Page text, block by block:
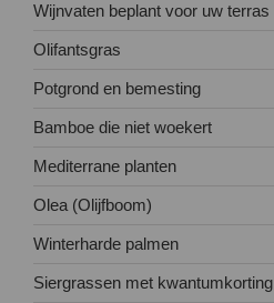
Wijnvaten beplant voor uw terras
Olifantsgras
Potgrond en bemesting
Bamboe die niet woekert
Mediterrane planten
Olea (Olijfboom)
Winterharde palmen
Siergrassen met kwantumkorting